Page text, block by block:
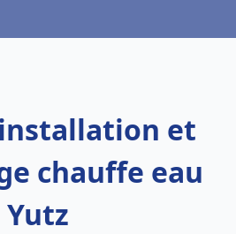
et
chauffe eau
Yutz